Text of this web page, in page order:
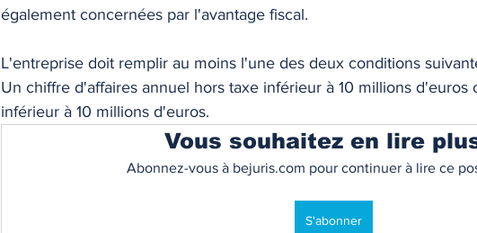
également concernées par l'avantage fiscal.
L'entreprise doit remplir au moins l'une des deux conditions
Un chiffre d'affaires annuel hors taxe inférieur à 10 millions d'euros
inférieur à 10 millions d'euros.
Vous souhaitez en lire
Abonnez-vous à bejuris.com pour continuer à lire ce
S'abonner